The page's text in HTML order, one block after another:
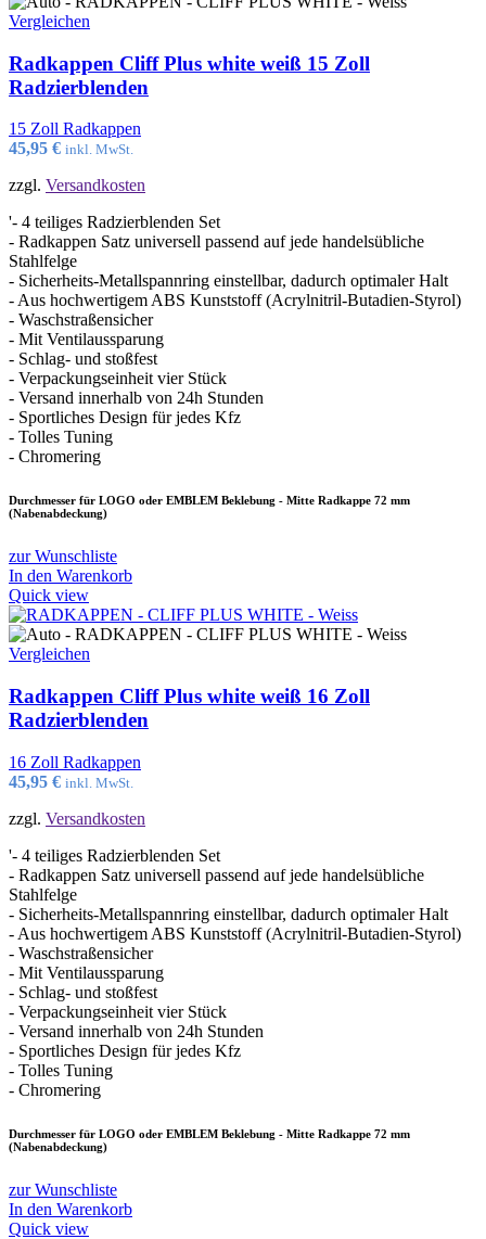
Vergleichen
Radkappen Cliff Plus white weiß 15 Zoll
Radzierblenden
15 Zoll Radkappen
45,95 € inkl. MwSt.
zzgl. Versandkosten
'- 4 teiliges Radzierblenden Set
- Radkappen Satz universell passend auf jede handelsübliche
Stahlfelge
- Sicherheits-Metallspannring einstellbar, dadurch optimaler Halt
- Aus hochwertigem ABS Kunststoff (Acrylnitril-Butadien-Styrol)
- Waschstraßensicher
- Mit Ventilaussparung
- Schlag- und stoßfest
- Verpackungseinheit vier Stück
- Versand innerhalb von 24h Stunden
- Sportliches Design für jedes Kfz
- Tolles Tuning
- Chromering
Durchmesser für LOGO oder EMBLEM Beklebung - Mitte Radkappe 72 mm
(Nabenabdeckung)
zur Wunschliste
In den Warenkorb
Quick view
Vergleichen
Radkappen Cliff Plus white weiß 16 Zoll
Radzierblenden
16 Zoll Radkappen
45,95 € inkl. MwSt.
zzgl. Versandkosten
'- 4 teiliges Radzierblenden Set
- Radkappen Satz universell passend auf jede handelsübliche
Stahlfelge
- Sicherheits-Metallspannring einstellbar, dadurch optimaler Halt
- Aus hochwertigem ABS Kunststoff (Acrylnitril-Butadien-Styrol)
- Waschstraßensicher
- Mit Ventilaussparung
- Schlag- und stoßfest
- Verpackungseinheit vier Stück
- Versand innerhalb von 24h Stunden
- Sportliches Design für jedes Kfz
- Tolles Tuning
- Chromering
Durchmesser für LOGO oder EMBLEM Beklebung - Mitte Radkappe 72 mm
(Nabenabdeckung)
zur Wunschliste
In den Warenkorb
Quick view